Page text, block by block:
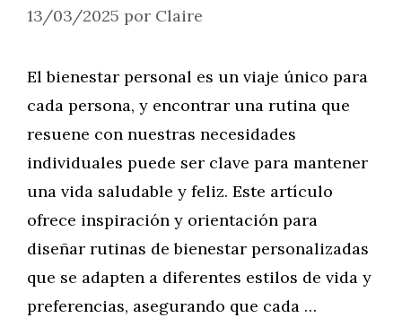
13/03/2025 por Claire
El bienestar personal es un viaje único para
cada persona, y encontrar una rutina que
resuene con nuestras necesidades
individuales puede ser clave para mantener
una vida saludable y feliz. Este artículo
ofrece inspiración y orientación para
diseñar rutinas de bienestar personalizadas
que se adapten a diferentes estilos de vida y
preferencias, asegurando que cada …